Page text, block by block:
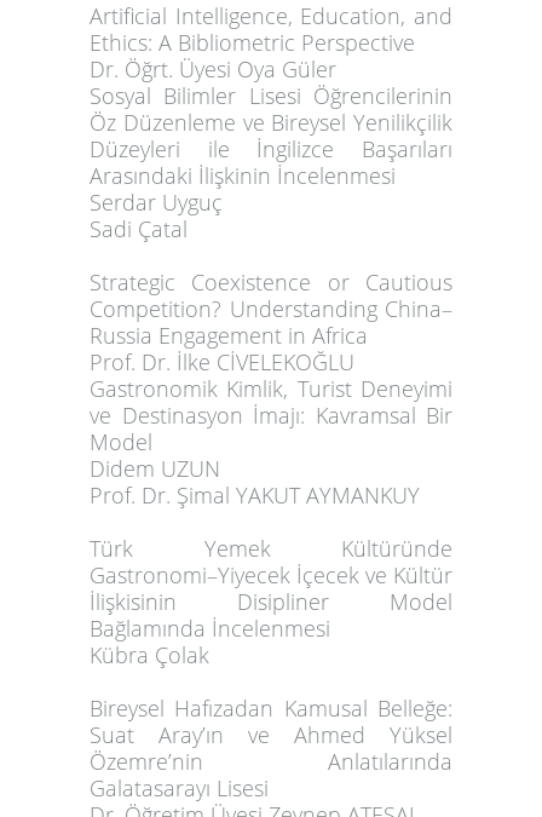
Artificial Intelligence, Education, and
Ethics: A Bibliometric Perspective
Dr. Öğrt. Üyesi Oya Güler
Sosyal Bilimler Lisesi Öğrencilerinin
Öz Düzenleme ve Bireysel Yenilikçilik
Düzeyleri ile İngilizce Başarıları
Arasındaki İlişkinin İncelenmesi
Serdar Uyguç
Sadi Çatal
Strategic Coexistence or Cautious
Competition? Understanding China–
Russia Engagement in Africa
Prof. Dr. İlke CİVELEKOĞLU
Gastronomik Kimlik, Turist Deneyimi
ve Destinasyon İmajı: Kavramsal Bir
Model
Didem UZUN
Prof. Dr. Şimal YAKUT AYMANKUY
Türk Yemek Kültüründe
Gastronomi–Yiyecek İçecek ve Kültür
İlişkisinin Disipliner Model
Bağlamında İncelenmesi
Kübra Çolak
Bireysel Hafızadan Kamusal Belleğe:
Suat Aray’ın ve Ahmed Yüksel
Özemre’nin Anlatılarında
Galatasarayı Lisesi